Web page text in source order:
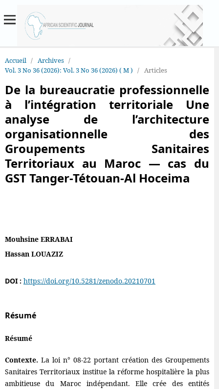
Accueil / Archives /
Vol. 3 No 36 (2026): Vol. 3 No 36 (2026) ( M ) / Articles
De la bureaucratie professionnelle
à l’intégration territoriale Une
analyse de l’architecture
organisationnelle des
Groupements Sanitaires
Territoriaux au Maroc — cas du
GST Tanger-Tétouan-Al Hoceima
Mouhsine ERRABAI
Hassan LOUAZIZ
DOI : https://doi.org/10.5281/zenodo.20210701
Résumé
Résumé
Contexte. La loi n° 08-22 portant création des Groupements
Sanitaires Territoriaux institue la réforme hospitalière la plus
ambitieuse du Maroc indépendant. Elle crée des entités